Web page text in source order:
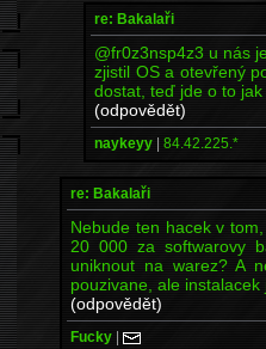
re: Bakalaři
@fr0z3nsp4z3 u nás
zjistil OS a otevřený
dostat, teď jde o to
(odpovědět)
naykeyy | 84.42.225.*
re: Bakalaři
Nebude ten hacek v
20 000 za softwarovy
uniknout na warez? A
pouzivane, ale
(odpovědět)
Fucky |